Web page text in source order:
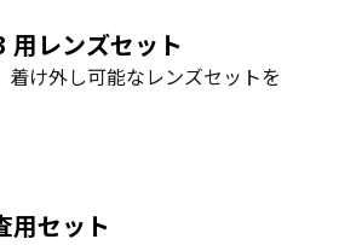
レンズセット
け外し可能なレンズセットを
用セット